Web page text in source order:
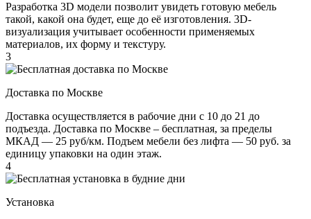
Разработка 3D модели позволит увидеть готовую мебель
такой, какой она будет, еще до её изготовления. 3D-
визуализация учитывает особенности применяемых
материалов, их форму и текстуру.
3
Доставка по Москве
Доставка осуществляется в рабочие дни с 10 до 21 до
подъезда. Доставка по Москве – бесплатная, за пределы
МКАД — 25 руб/км. Подъем мебели без лифта — 50 руб. за
единицу упаковки на один этаж.
4
Установка